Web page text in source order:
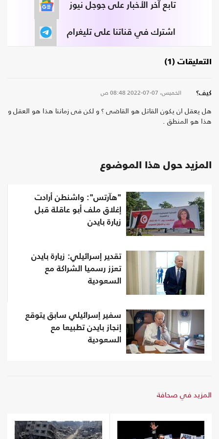
تابع آخر الأخبار على جوجل نيوز
اشترك في قناتنا على تليغرام
التعليقات (1)
كيف؟ الخميس، 07-07-2022 08:48 ص
هل يعقل ان يكون القاتل هو القاضى ؟ و لكن فى زماننا هذا هو العقل و
هذا هو المنطق .
المزيد حول هذا الموضوع
"هآرتس": واشنطن أرادت
إغلاق ملف أبو عاقلة قبل
زيارة بايدن
تقدير إسرائيلي: زيارة بايدن
تعزز رسميا الشراكة مع
السعودية
سفير إسرائيلي سابق يتوقع
إنجاز بايدن تطبيعا مع
السعودية
المزيد في صحافة